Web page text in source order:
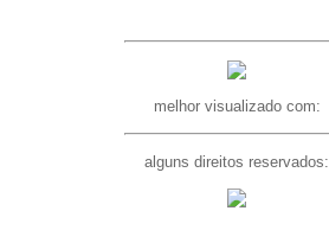
melhor visualizado com:
alguns direitos reservados: